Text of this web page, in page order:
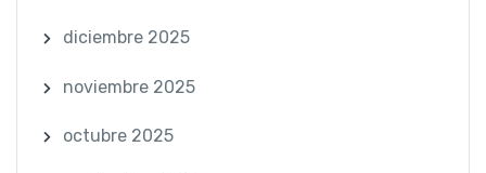
diciembre 2025
noviembre 2025
octubre 2025